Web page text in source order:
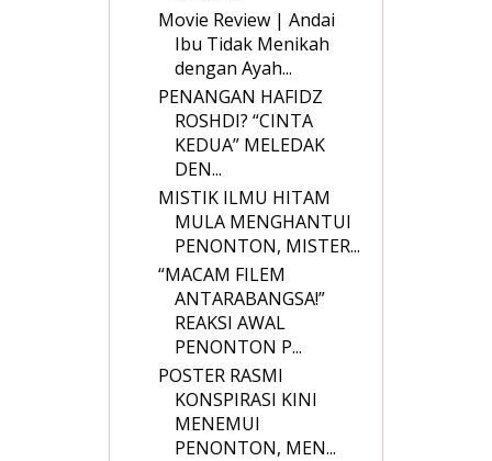
Movie Review | Andai
Ibu Tidak Menikah
dengan Ayah...
PENANGAN HAFIDZ
ROSHDI? “CINTA
KEDUA” MELEDAK
DEN...
MISTIK ILMU HITAM
MULA MENGHANTUI
PENONTON, MISTER...
“MACAM FILEM
ANTARABANGSA!”
REAKSI AWAL
PENONTON P...
POSTER RASMI
KONSPIRASI KINI
MENEMUI
PENONTON, MEN...